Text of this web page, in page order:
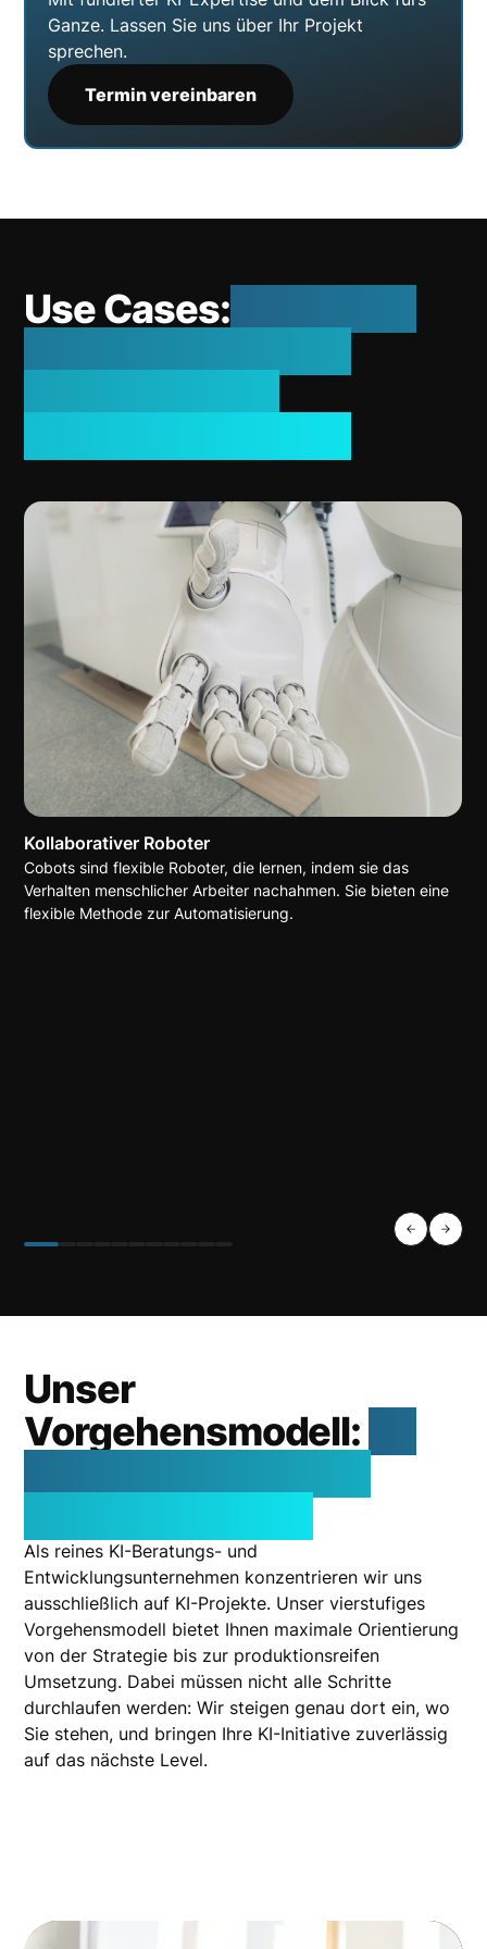
Ganze. Lassen Sie uns über Ihr Projekt
sprechen.
Termin vereinbaren
Use Cases:
Kollaborativer Roboter
Cobots sind flexible Roboter, die lernen, indem sie das
Verhalten menschlicher Arbeiter nachahmen. Sie bieten eine
flexible Methode zur Automatisierung.
Unser
Vorgehensmodell:
Als reines KI-Beratungs- und
Entwicklungsunternehmen konzentrieren wir uns
ausschließlich auf KI-Projekte. Unser vierstufiges
Vorgehensmodell bietet Ihnen maximale Orientierung
von der Strategie bis zur produktionsreifen
Umsetzung. Dabei müssen nicht alle Schritte
durchlaufen werden: Wir steigen genau dort ein, wo
Sie stehen, und bringen Ihre KI-Initiative zuverlässig
auf das nächste Level.